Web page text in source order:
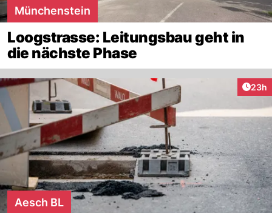
Münchenstein
Loogstrasse: Leitungsbau geht in
die nächste Phase
23h
Aesch BL